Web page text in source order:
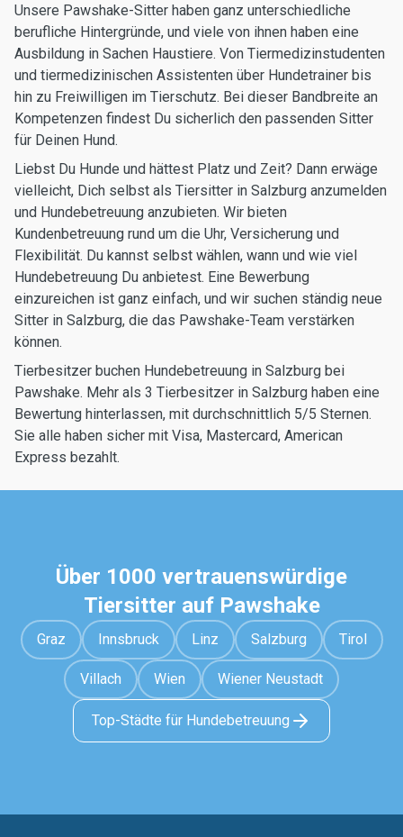
Unsere Pawshake-Sitter haben ganz unterschiedliche
berufliche Hintergründe, und viele von ihnen haben eine
Ausbildung in Sachen Haustiere. Von Tiermedizinstudenten
und tiermedizinischen Assistenten über Hundetrainer bis
hin zu Freiwilligen im Tierschutz. Bei dieser Bandbreite an
Kompetenzen findest Du sicherlich den passenden Sitter
für Deinen Hund.
Liebst Du Hunde und hättest Platz und Zeit? Dann erwäge
vielleicht, Dich selbst als Tiersitter in Salzburg anzumelden
und Hundebetreuung anzubieten. Wir bieten
Kundenbetreuung rund um die Uhr, Versicherung und
Flexibilität. Du kannst selbst wählen, wann und wie viel
Hundebetreuung Du anbietest. Eine Bewerbung
einzureichen ist ganz einfach, und wir suchen ständig neue
Sitter in Salzburg, die das Pawshake-Team verstärken
können.
Tierbesitzer buchen Hundebetreuung in Salzburg bei
Pawshake. Mehr als 3 Tierbesitzer in Salzburg haben eine
Bewertung hinterlassen, mit durchschnittlich 5/5 Sternen.
Sie alle haben sicher mit Visa, Mastercard, American
Express bezahlt.
Über 1000 vertrauenswürdige
Tiersitter auf Pawshake
Graz Innsbruck Linz Salzburg Tirol
Villach Wien Wiener Neustadt
Top-Städte für Hundebetreuung